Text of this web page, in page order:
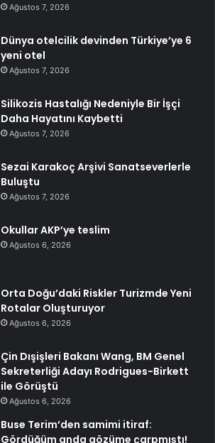
Ağustos 7, 2026
Dünya otelcilik devinden Türkiye’ye 6
yeni otel
Ağustos 7, 2026
Silikozis Hastalığı Nedeniyle Bir İşçi
Daha Hayatını Kaybetti
Ağustos 7, 2026
Sezai Karakoç Arşivi Sanatseverlerle
Buluştu
Ağustos 7, 2026
Okullar AKP’ye teslim
Ağustos 6, 2026
Orta Doğu’daki Riskler Turizmde Yeni
Rotalar Oluşturuyor
Ağustos 6, 2026
Çin Dışişleri Bakanı Wang, BM Genel
Sekreterliği Adayı Rodrigues-Birkett
ile Görüştü
Ağustos 6, 2026
Buse Terim’den samimi itiraf:
Gördüğüm anda gözüme çarpmıştı!